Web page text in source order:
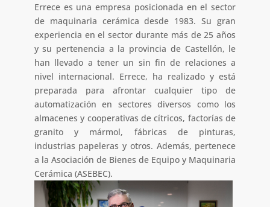
Errece es una empresa posicionada en el sector
de maquinaria cerámica desde 1983. Su gran
experiencia en el sector durante más de 25 años
y su pertenencia a la provincia de Castellón, le
han llevado a tener un sin fin de relaciones a
nivel internacional. Errece, ha realizado y está
preparada para afrontar cualquier tipo de
automatización en sectores diversos como los
almacenes y cooperativas de cítricos, factorías de
granito y mármol, fábricas de pinturas,
industrias papeleras y otros. Además, pertenece
a la Asociación de Bienes de Equipo y Maquinaria
Cerámica (ASEBEC).